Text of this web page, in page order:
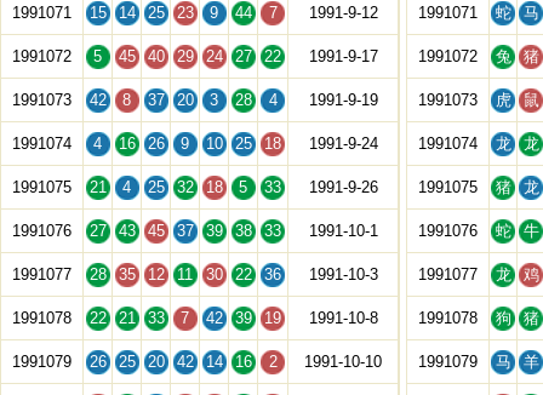
1991071 15 14 25 23 9 44 7 1991-9-12
1991072 5 45 40 29 24 27 22 1991-9-17
1991073 42 8 37 20 3 28 4 1991-9-19
1991074 4 16 26 9 10 25 18 1991-9-24
1991075 21 4 25 32 18 5 33 1991-9-26
1991076 27 43 45 37 39 38 33 1991-10-1
1991077 28 35 12 11 30 22 36 1991-10-3
1991078 22 21 33 7 42 39 19 1991-10-8
1991079 26 25 20 42 14 16 2 1991-10-10
1991071 蛇 马
1991072 兔 猪
1991073 虎 鼠
1991074 龙 龙
1991075 猪 龙
1991076 蛇 牛
1991077 龙 鸡
1991078 狗 猪
1991079 马 羊